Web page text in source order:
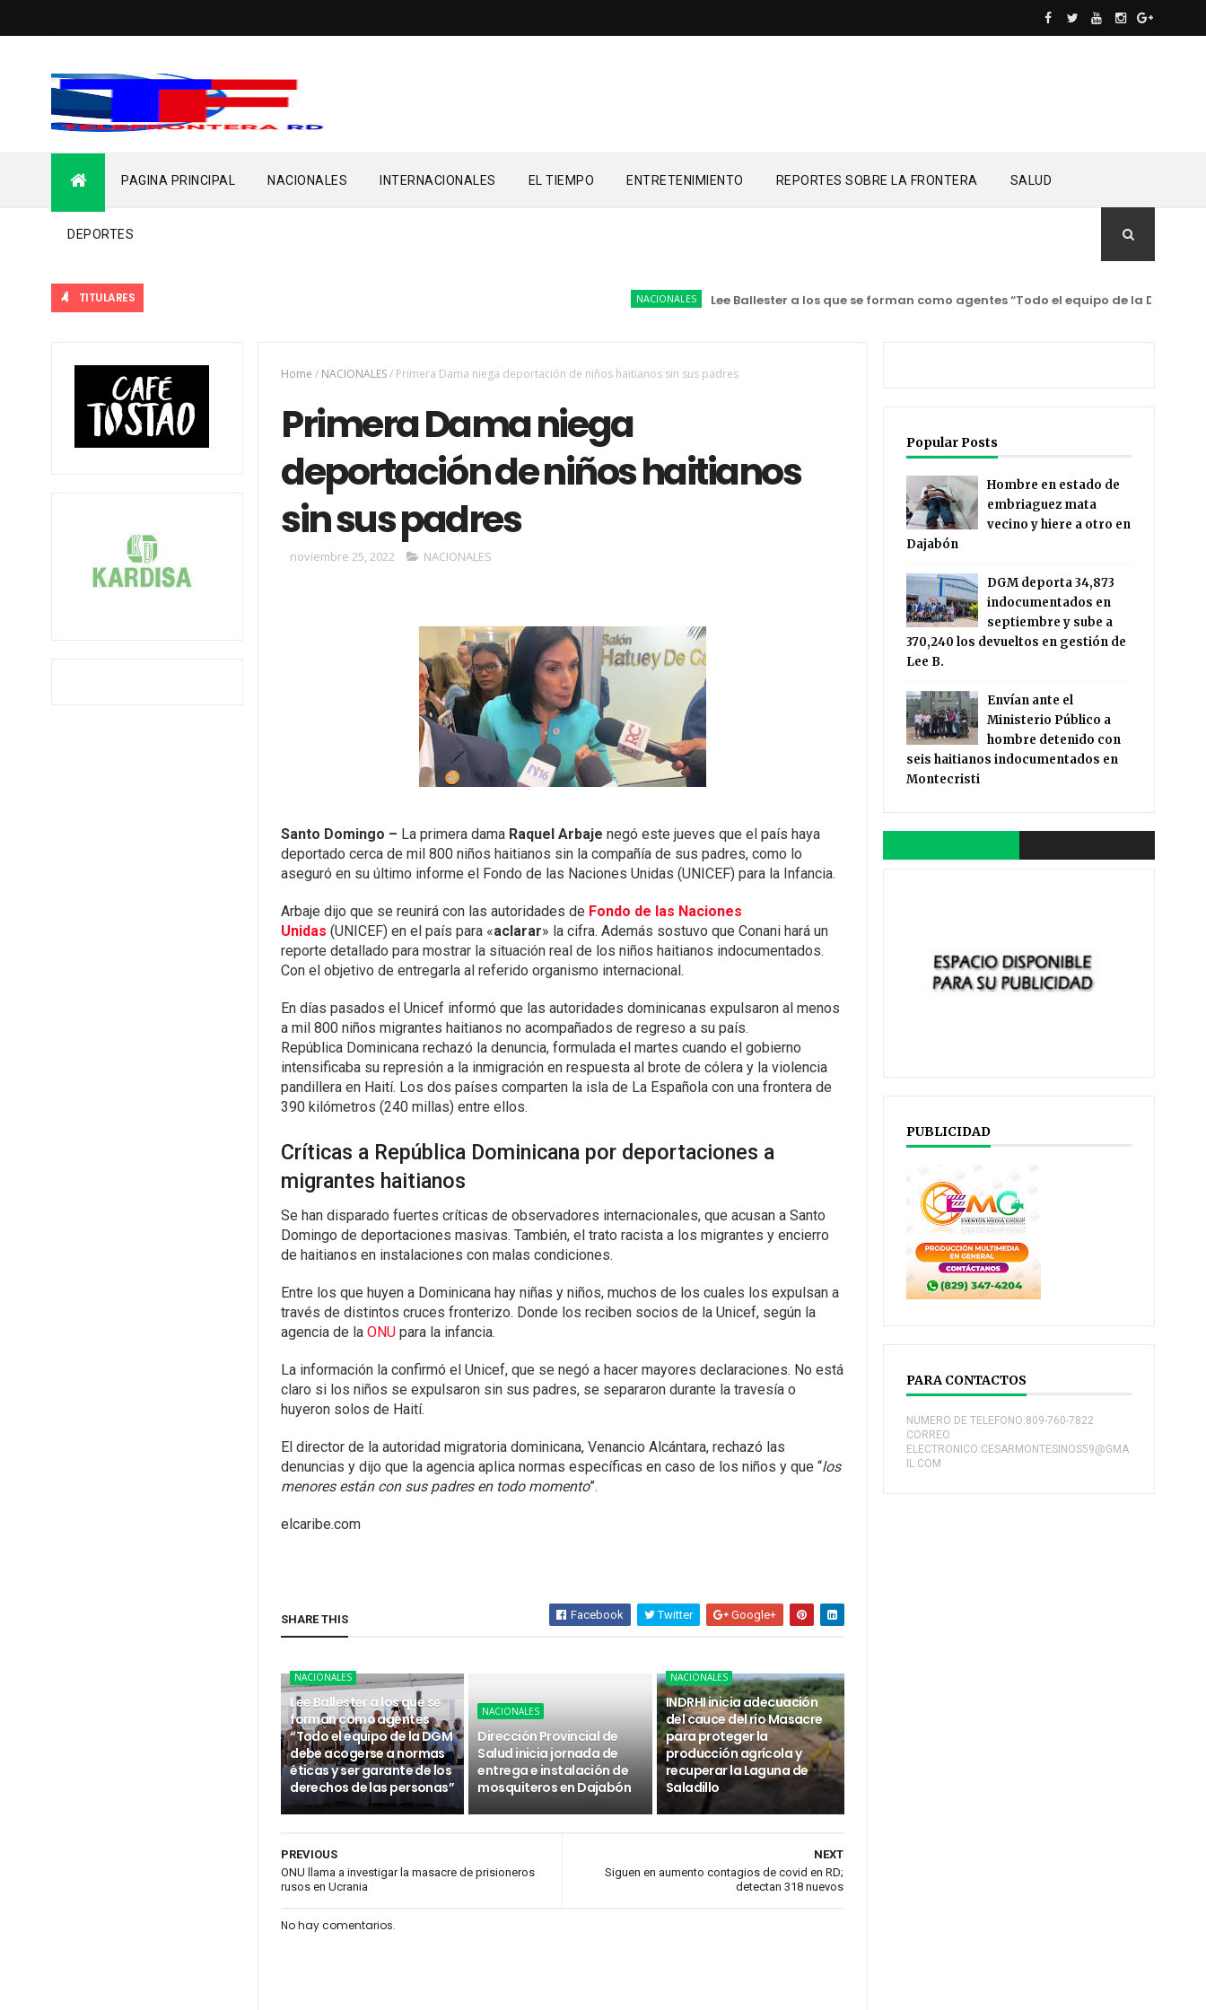
PAGINA PRINCIPAL NACIONALES INTERNACIONALES EL TIEMPO ENTRETENIMIENTO REPORTES SOBRE LA FRONTERA SALUD
DEPORTES
TITULARES NACIONALES Lee Ballester a los que se forman como agentes “Todo el equipo de la DGM debe
Home / NACIONALES/ Primera Dama niega deportación de niños haitianos sin sus padres
Primera Dama niega
deportación de niños haitianos
sin sus padres
noviembre 25, 2022 NACIONALES
Santo Domingo – La primera dama Raquel Arbaje negó este jueves que el país haya
deportado cerca de mil 800 niños haitianos sin la compañía de sus padres, como lo
aseguró en su último informe el Fondo de las Naciones Unidas (UNICEF) para la Infancia.
Arbaje dijo que se reunirá con las autoridades de Fondo de las Naciones
Unidas (UNICEF) en el país para «aclarar» la cifra. Además sostuvo que Conani hará un
reporte detallado para mostrar la situación real de los niños haitianos indocumentados.
Con el objetivo de entregarla al referido organismo internacional.
En días pasados el Unicef informó que las autoridades dominicanas expulsaron al menos
a mil 800 niños migrantes haitianos no acompañados de regreso a su país.
República Dominicana rechazó la denuncia, formulada el martes cuando el gobierno
intensificaba su represión a la inmigración en respuesta al brote de cólera y la violencia
pandillera en Haití. Los dos países comparten la isla de La Española con una frontera de
390 kilómetros (240 millas) entre ellos.
Críticas a República Dominicana por deportaciones a
migrantes haitianos
Se han disparado fuertes críticas de observadores internacionales, que acusan a Santo
Domingo de deportaciones masivas. También, el trato racista a los migrantes y encierro
de haitianos en instalaciones con malas condiciones.
Entre los que huyen a Dominicana hay niñas y niños, muchos de los cuales los expulsan a
través de distintos cruces fronterizo. Donde los reciben socios de la Unicef, según la
agencia de laONUpara la infancia.
La información la confirmó el Unicef, que se negó a hacer mayores declaraciones. No está
claro si los niños se expulsaron sin sus padres, se separaron durante la travesía o
huyeron solos de Haití.
El director de la autoridad migratoria dominicana, Venancio Alcántara, rechazó las
denuncias y dijo que la agencia aplica normas específicas en caso de los niños y que “los
menores están con sus padres en todo momento”.
elcaribe.com
SHARE THIS Facebook Twitter Google+
NACIONALES
Lee Ballester a los que se
forman como agentes
“Todo el equipo de la DGM
debe acogerse a normas
éticas y ser garante de los
derechos de las personas”
NACIONALES
Dirección Provincial de
Salud inicia jornada de
entrega e instalación de
mosquiteros en Dajabón
NACIONALES
INDRHI inicia adecuación
del cauce del río Masacre
para proteger la
producción agrícola y
recuperar la Laguna de
Saladillo
NEXT
Siguen en aumento contagios de covid en RD;
detectan 318 nuevos
PREVIOUS
ONU llama a investigar la masacre de prisioneros
rusos en Ucrania
No hay comentarios.
Popular Posts
Hombre en estado de
embriaguez mata
vecino y hiere a otro en
Dajabón
DGM deporta 34,873
indocumentados en
septiembre y sube a
370,240 los devueltos en gestión de
Lee B.
Envían ante el
Ministerio Público a
hombre detenido con
seis haitianos indocumentados en
Montecristi
PUBLICIDAD
PARA CONTACTOS
NUMERO DE TELEFONO:809-760-7822
CORREO
ELECTRONICO:CESARMONTESINOS59@GMA
IL.COM